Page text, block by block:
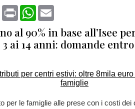
X Print WhatsApp
al 90% in base all’Isee
ai 14 anni: domande
per le famiglie alle prese con i costi dei